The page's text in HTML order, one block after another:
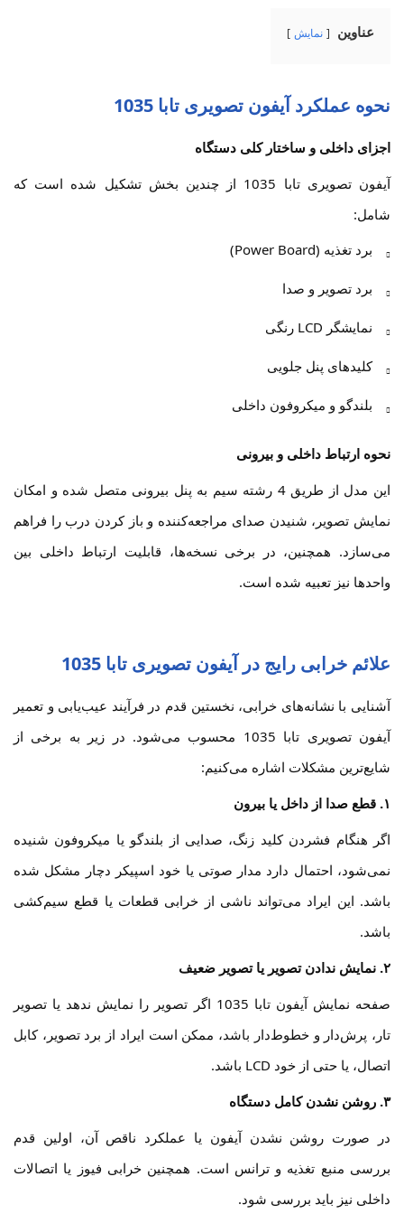
عناوین نمایش
نحوه عملکرد آیفون تصویری تابا 1035
اجزای داخلی و ساختار کلی دستگاه
آیفون تصویری تابا 1035 از چندین بخش تشکیل شده است که
شامل:
برد تغذیه (Power Board)
برد تصویر و صدا
نمایشگر LCD رنگی
کلیدهای پنل جلویی
بلندگو و میکروفون داخلی
نحوه ارتباط داخلی و بیرونی
این مدل از طریق 4 رشته سیم به پنل بیرونی متصل شده و امکان
نمایش تصویر، شنیدن صدای مراجعه‌کننده و باز کردن درب را فراهم
می‌سازد. همچنین، در برخی نسخه‌ها، قابلیت ارتباط داخلی بین
واحدها نیز تعبیه شده است.
علائم خرابی رایج در آیفون تصویری تابا 1035
آشنایی با نشانه‌های خرابی، نخستین قدم در فرآیند عیب‌یابی و تعمیر
آیفون تصویری تابا 1035 محسوب می‌شود. در زیر به برخی از
شایع‌ترین مشکلات اشاره می‌کنیم:
۱. قطع صدا از داخل یا بیرون
اگر هنگام فشردن کلید زنگ، صدایی از بلندگو یا میکروفون شنیده
نمی‌شود، احتمال دارد مدار صوتی یا خود اسپیکر دچار مشکل شده
باشد. این ایراد می‌تواند ناشی از خرابی قطعات یا قطع سیم‌کشی
باشد.
۲. نمایش ندادن تصویر یا تصویر ضعیف
صفحه نمایش آیفون تابا 1035 اگر تصویر را نمایش ندهد یا تصویر
تار، پرش‌دار و خطوط‌دار باشد، ممکن است ایراد از برد تصویر، کابل
اتصال، یا حتی از خود LCD باشد.
۳. روشن نشدن کامل دستگاه
در صورت روشن نشدن آیفون یا عملکرد ناقص آن، اولین قدم
بررسی منبع تغذیه و ترانس است. همچنین خرابی فیوز یا اتصالات
داخلی نیز باید بررسی شود.